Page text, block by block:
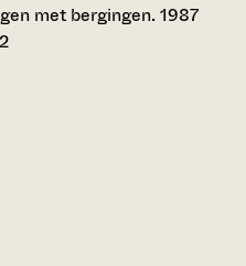
met bergingen. 1987